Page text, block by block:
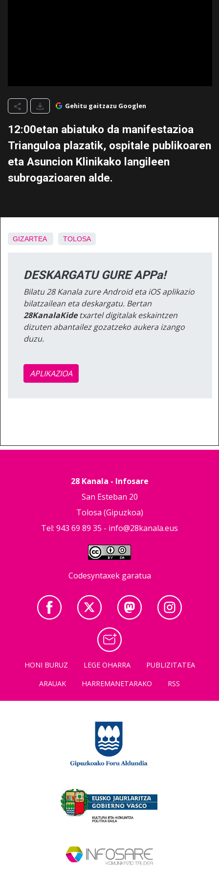
Gehitu gaitzazu Googlen
12:00etan abiatuko da manifestazioa
Trianguloa plazatik, ospitale publikoaren
eta Asuncion Klinikako langileen
subrogazioaren alde.
GIZARTEA TOLOSA
DESKARGATU GURE APPa!
Bilatu 28 Kanala zure Android eta iOS aplikazio
bilatzailean eta deskargatu. Bertan
28KanalaKidetxartel digitalak eskaintzen
dizuten abantailez gozatzeko aukera izango
duzu.
APLIKAZIOA
28 Kanala - Infosare
San Esteban 20
Tolosa (Gipuzkoa)
Tel: 943 69 89 35 - info@28kanala.eus
Codesyntaxek garatua
HONI BURUZ LEGE OHARRA
PUBLIZITATEA
ARAUAK
HARREMANETARAKO RSS